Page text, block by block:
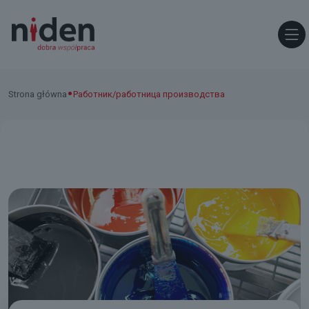
Strona główna • Работник/работница производства